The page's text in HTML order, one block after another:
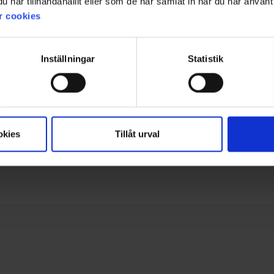
cookies
Inställningar Statistik
Tillåt urval
Sternen
Basierend auf 11 Bewertungen
fast 100% Geräuschlos, was wirklich ein absoluter Pluspunkt ist für den